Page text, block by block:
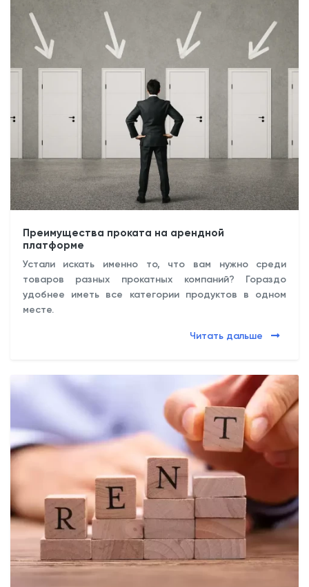
Преимущества проката на арендной
платформе
Устали искать именно то, что вам нужно среди
товаров разных прокатных компаний? Гораздо
удобнее иметь все категории продуктов в одном
месте.
Читать дальше